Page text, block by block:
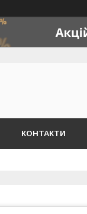
КОНТАКТИ